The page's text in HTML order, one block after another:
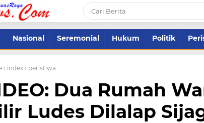
Nasional Seremonial Hukum Politik
› index › peristiwa
Dua Rumah
Ludes Dilalap